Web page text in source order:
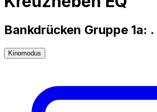
Bankdrücken Gruppe 1a: .
Kinomodus